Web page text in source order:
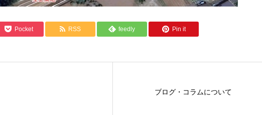
Pocket RSS feedly Pin it
ブログ・コラムについて